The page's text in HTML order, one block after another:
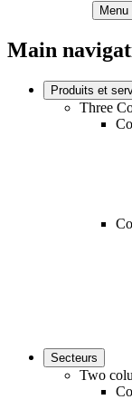
Menu
Main
Produits et
Three
Secteurs
Two